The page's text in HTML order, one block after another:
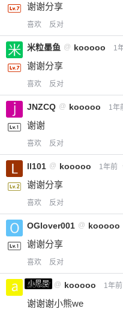
谢谢分享
喜欢 反对
米粒墨鱼 @ kooooo 1
谢谢分享
喜欢 反对
JNZCQ @ kooooo 1年
谢谢
喜欢 反对
ll101 @ kooooo 1年前
谢谢分享
喜欢 反对
OGlover001 @ kooooo
谢谢分享
喜欢 反对
小黑屋
a0987 @ kooooo 1年前
谢谢谢小熊we